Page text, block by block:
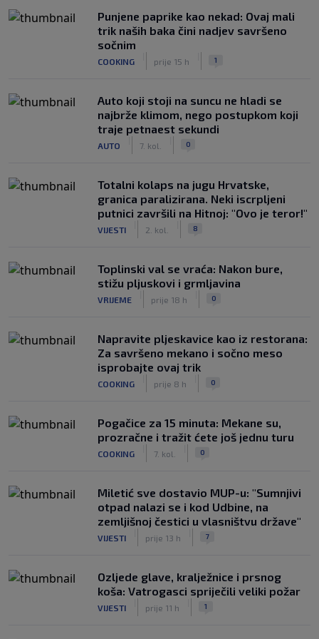
Punjene paprike kao nekad: Ovaj mali
trik naših baka čini nadjev savršeno
sočnim
COOKING prije 15 h 1
Auto koji stoji na suncu ne hladi se
najbrže klimom, nego postupkom koji
traje petnaest sekundi
AUTO 7. kol. 0
Totalni kolaps na jugu Hrvatske,
granica paralizirana. Neki iscrpljeni
putnici završili na Hitnoj: "Ovo je teror!"
VIJESTI 2. kol. 8
Toplinski val se vraća: Nakon bure,
stižu pljuskovi i grmljavina
VRIJEME prije 18 h 0
Napravite pljeskavice kao iz restorana:
Za savršeno mekano i sočno meso
isprobajte ovaj trik
COOKING prije 8 h 0
Pogačice za 15 minuta: Mekane su,
prozračne i tražit ćete još jednu turu
COOKING 7. kol. 0
Miletić sve dostavio MUP-u: "Sumnjivi
otpad nalazi se i kod Udbine, na
zemljišnoj čestici u vlasništvu države"
VIJESTI prije 13 h 7
Ozljede glave, kralježnice i prsnog
koša: Vatrogasci spriječili veliki požar
VIJESTI prije 11 h 1